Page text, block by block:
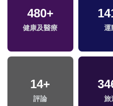
480+
健康及醫療 運
14+
評論 旅